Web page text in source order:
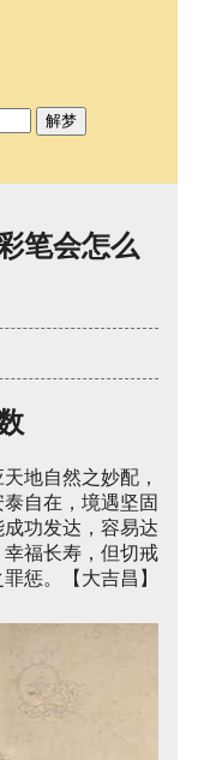
笔会怎么
地自然之妙配，
自在，境遇坚固
功发达，容易达
福长寿，但切戒
惩。【大吉昌】
解梦